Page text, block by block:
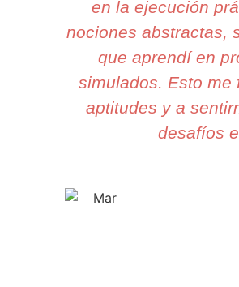
en la ejecución
nociones abstractas,
que aprendí en
simulados. Esto me
aptitudes y a
desafíos